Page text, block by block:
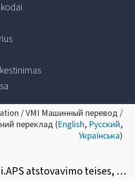
/ VMI Машинный перевод /
переклад (English, Русский,
Українська)
Ar galima pridėti i.APS atstovavimo teises, kaip tai padaryti?